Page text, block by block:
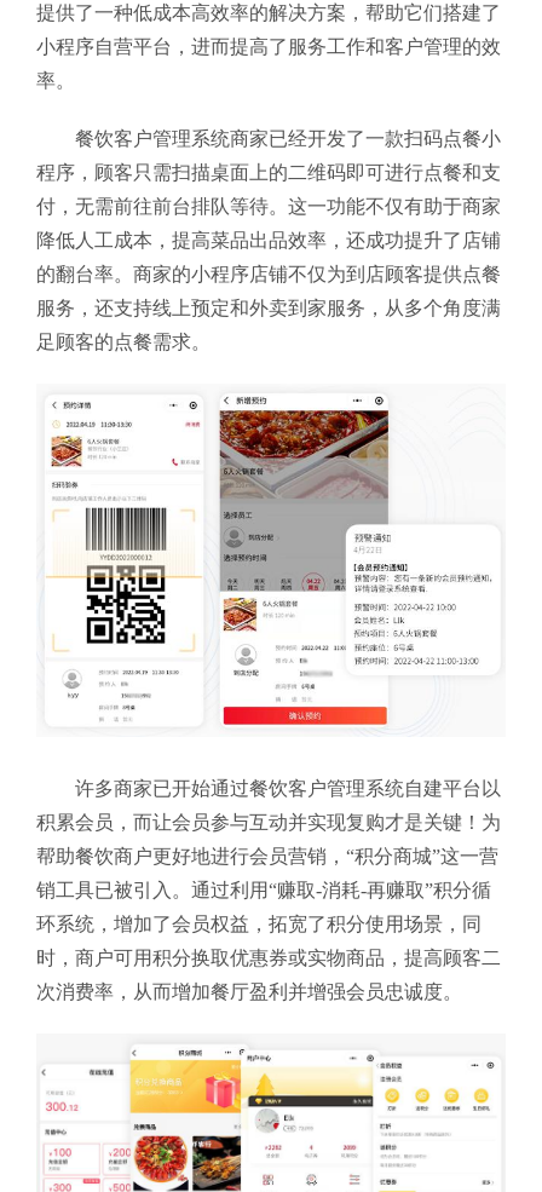
提供了一种低成本高效率的解决方案，帮助它们搭建了
小程序自营平台，进而提高了服务工作和客户管理的效
率。
餐饮客户管理系统商家已经开发了一款扫码点餐小
程序，顾客只需扫描桌面上的二维码即可进行点餐和支
付，无需前往前台排队等待。这一功能不仅有助于商家
降低人工成本，提高菜品出品效率，还成功提升了店铺
的翻台率。商家的小程序店铺不仅为到店顾客提供点餐
服务，还支持线上预定和外卖到家服务，从多个角度满
足顾客的点餐需求。
许多商家已开始通过餐饮客户管理系统自建平台以
积累会员，而让会员参与互动并实现复购才是关键！为
帮助餐饮商户更好地进行会员营销，“积分商城”这一营
销工具已被引入。通过利用“赚取-消耗-再赚取”积分循
环系统，增加了会员权益，拓宽了积分使用场景，同
时，商户可用积分换取优惠券或实物商品，提高顾客二
次消费率，从而增加餐厅盈利并增强会员忠诚度。